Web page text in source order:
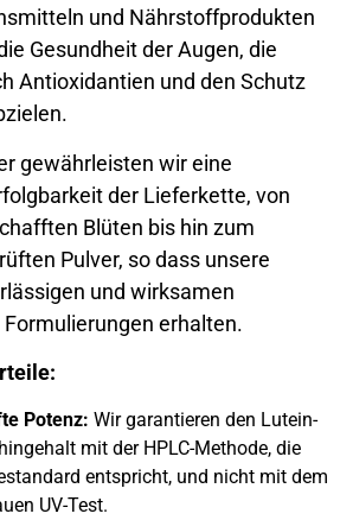
und Nährstoffprodukten
Gesundheit der Augen, die
Antioxidantien und den Schutz
gewährleisten wir eine
der Lieferkette, von
Blüten bis hin zum
Pulver, so dass unsere
und wirksamen
erhalten.
Potenz: Wir garantieren den Lutein-
mit der HPLC-Methode, die
entspricht, und nicht mit dem
UV-Test.